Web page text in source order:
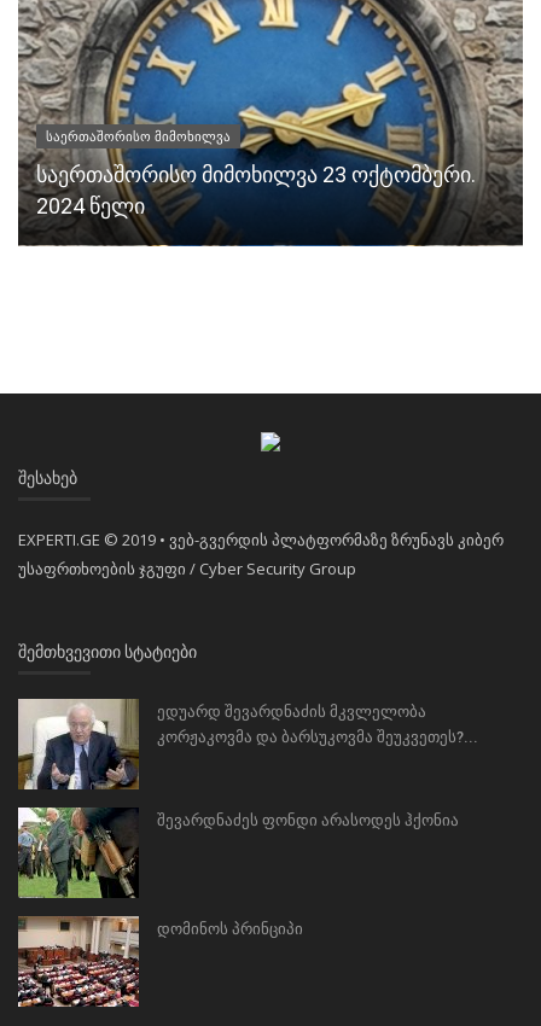
საერთაშორისო მიმოხილვა
საერთაშორისო მიმოხილვა 23 ოქტომბერი.
2024 წელი
ᲨᲔᲡᲐᲮᲔᲑ
EXPERTI.GE © 2019 • ვებ-გვერდის პლატფორმაზე ზრუნავს კიბერ
უსაფრთხოების ჯგუფი / Cyber Security Group
ᲨᲔᲛᲗᲮᲕᲔᲕᲘᲗᲘ ᲡᲢᲐᲢᲘᲔᲑᲘ
ედუარდ შევარდნაძის მკვლელობა
კორჟაკოვმა და ბარსუკოვმა შეუკვეთეს?...
შევარდნაძეს ფონდი არასოდეს ჰქონია
დომინოს პრინციპი